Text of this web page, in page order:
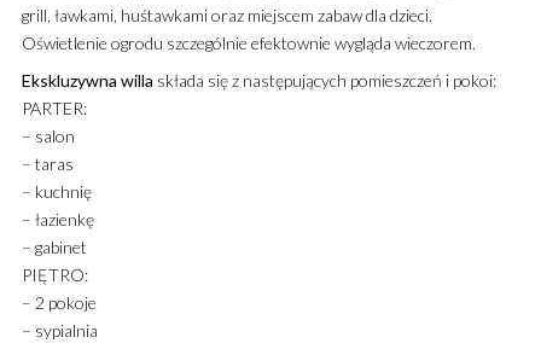
grill, ławkami, huśtawkami oraz miejscem zabaw dla dzieci.
Oświetlenie ogrodu szczególnie efektownie wygląda wieczorem.
Ekskluzywna willa składa się z następujących pomieszczeń i pokoi:
PARTER:
– salon
– taras
– kuchnię
– łazienkę
– gabinet
PIĘTRO:
– 2 pokoje
– sypialnia